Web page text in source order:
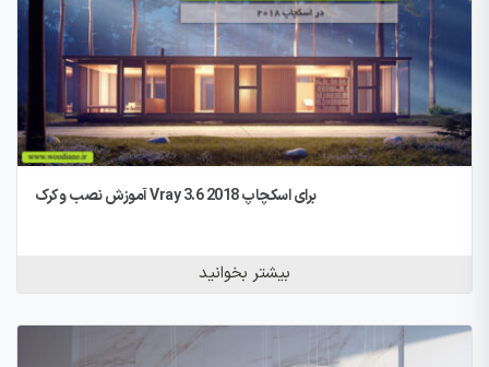
آموزش نصب و کرک Vray 3.6 برای اسکچاپ 2018
بیشتر بخوانید